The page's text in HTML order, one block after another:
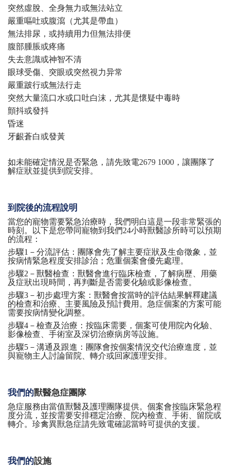
突然虛脫、全身無力或無法站立
嚴重嘔吐或腹瀉（尤其是帶血）
無法排尿，或持續用力但無法排便
腹部腫脹或疼痛
失去意識或神智不清
眼球受傷、突眼或突然視力异常
嚴重跛行或無法行走
突然大量流口水或口吐白沫，尤其是懷疑中毒時
顫抖或發抖
昏迷
牙齦蒼白或發黃
如未能確定情況是否緊急，請先致電2679 1000 ，讓團隊了
解症狀並提供到院安排。
到院後的流程說明
當您的寵物需要緊急治療時，我們明白這是一段非常緊張的
時刻。以下是您帶同寵物到我們24小時獸醫診所時可以預期
的流程：
步驟1－分流評估：團隊會先了解主要症狀及生命徵象，並
按病情緊急程度安排診治；危重個案會優先處理。
步驟2－獸醫檢查：獸醫會進行臨床檢查，了解病歷、用藥
及症狀出現時間，再判斷是否需要化驗或影像檢查。
步驟3－初步處理方案：獸醫會按當時的評估結果解釋建議
的檢查和治療、主要風險及預計費用。急症個案的方案可能
需要按病情變化調整。
步驟4－檢查及治療：按臨床需要，個案可使用院內化驗、
影像檢查、手術室及深切治療病房等設施。
步驟5－溝通及跟進：團隊會按個案情況交代治療進度，並
與寵物主人討論留院、轉介或回家護理安排。
我們的獸醫急症團隊
急症服務由當值獸醫及護理團隊提供。個案會按臨床緊急程
度分流，並按需要安排穩定治療、院內檢查、手術、留院或
轉介。珍禽異獸急症請先致電確認當時可提供的支援。
我們的設施